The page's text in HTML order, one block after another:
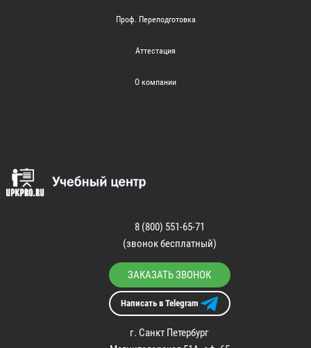
Проф. Переподготовка
Аттестация
О компании
8 (800) 551-65-71
(звонок бесплатный)
ЗАКАЗАТЬ ЗВОНОК
Написать в Telegram
г. Санкт Петербург